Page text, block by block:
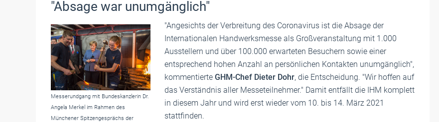
"Absage war unumgänglich"
Messerundgang mit Bundeskanzlerin Dr.
Angela Merkel im Rahmen des
Münchener Spitzengesprächs der
"Angesichts der Verbreitung des Coronavirus ist die Absage der
Internationalen Handwerksmesse als Großveranstaltung mit 1.000
Ausstellern und über 100.000 erwarteten Besuchern sowie einer
entsprechend hohen Anzahl an persönlichen Kontakten unumgänglich",
kommentierte GHM-Chef Dieter Dohr, die Entscheidung. "Wir hoffen auf
das Verständnis aller Messeteilnehmer." Damit entfällt die IHM komplett
in diesem Jahr und wird erst wieder vom 10. bis 14. März 2021
stattfinden.